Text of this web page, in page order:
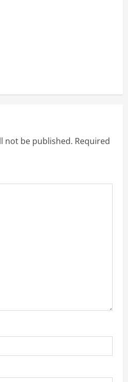
not be published. Required